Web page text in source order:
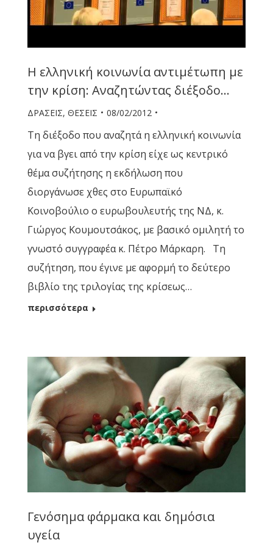
Η ελληνική κοινωνία αντιμέτωπη με
την κρίση: Αναζητώντας διέξοδο…
ΔΡΑΣΕΙΣ, ΘΕΣΕΙΣ 08/02/2012
Τη διέξοδο που αναζητά η ελληνική κοινωνία
για να βγει από την κρίση είχε ως κεντρικό
θέμα συζήτησης η εκδήλωση που
διοργάνωσε χθες στο Ευρωπαϊκό
Κοινοβούλιο ο ευρωβουλευτής της ΝΔ, κ.
Γιώργος Κουμουτσάκος, με βασικό ομιλητή το
γνωστό συγγραφέα κ. Πέτρο Μάρκαρη. Τη
συζήτηση, που έγινε με αφορμή το δεύτερο
βιβλίο της τριλογίας της κρίσεως…
περισσότερα
Γενόσημα φάρμακα και δημόσια
υγεία